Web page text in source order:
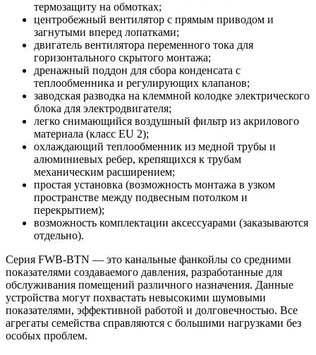
термозащиту на обмотках;
центробежный вентилятор с прямым приводом и
загнутыми вперед лопатками;
двигатель вентилятора переменного тока для
горизонтального скрытого монтажа;
дренажный поддон для сбора конденсата с
теплообменника и регулирующих клапанов;
заводская разводка на клеммной колодке электрического
блока для электродвигателя;
легко снимающийся воздушный фильтр из акрилового
материала (класс EU 2);
охлаждающий теплообменник из медной трубы и
алюминиевых ребер, крепящихся к трубам
механическим расширением;
простая установка (возможность монтажа в узком
пространстве между подвесным потолком и
перекрытием);
возможность комплектации аксессуарами (заказываются
отдельно).
Серия FWB-BTN — это канальные фанкойлы со средними
показателями создаваемого давления, разработанные для
обслуживания помещений различного назначения. Данные
устройства могут похвастать невысокими шумовыми
показателями, эффективной работой и долговечностью. Все
агрегаты семейства справляются с большими нагрузками без
особых проблем.